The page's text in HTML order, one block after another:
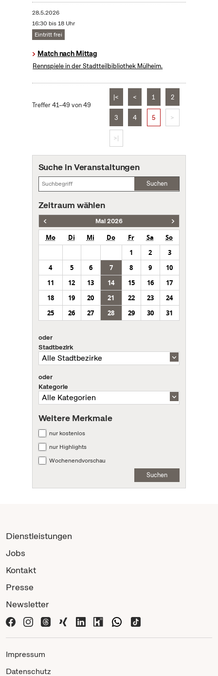
28.5.2026
16:30 bis 18 Uhr
Eintritt frei
Match nach Mittag
Rennspiele in der Stadtteilbibliothek Mülheim.
Treffer 41–49 von 49
|< < 1 2
3 4 5 >
>|
Suche in Veranstaltungen
Suchen
Zeitraum wählen
Mai 2026
Mo Di Mi Do Fr Sa
So
1
2
3
4
5 6 7 8 9
10
11
12 13 14 15 16
17
18
19 20 21 22 23
24
25
26 27 28 29 30 31
oder
Stadtbezirk
oder
Kategorie
Weitere Merkmale
nur kostenlos
nur Highlights
Wochenendvorschau
Suchen
Dienstleistungen
Jobs
Kontakt
Presse
Newsletter
Impressum
Datenschutz